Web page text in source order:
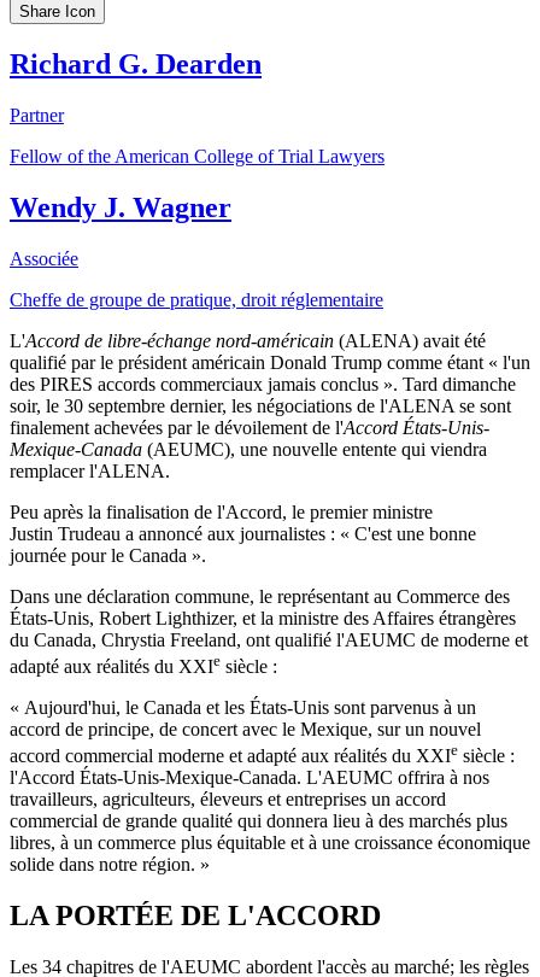
Share Icon
Richard G. Dearden
Partner
Fellow of the American College of Trial Lawyers
Wendy J. Wagner
Associée
Cheffe de groupe de pratique, droit réglementaire
L'Accord de libre-échange nord-américain (ALENA) avait été
qualifié par le président américain Donald Trump comme étant « l'un
des PIRES accords commerciaux jamais conclus ». Tard dimanche
soir, le 30 septembre dernier, les négociations de l'ALENA se sont
finalement achevées par le dévoilement de l'Accord États-Unis-
Mexique-Canada (AEUMC), une nouvelle entente qui viendra
remplacer l'ALENA.
Peu après la finalisation de l'Accord, le premier ministre
Justin Trudeau a annoncé aux journalistes : « C'est une bonne
journée pour le Canada ».
Dans une déclaration commune, le représentant au Commerce des
États-Unis, Robert Lighthizer, et la ministre des Affaires étrangères
du Canada, Chrystia Freeland, ont qualifié l'AEUMC de moderne et
adapté aux réalités du XXIe siècle :
« Aujourd'hui, le Canada et les États-Unis sont parvenus à un
accord de principe, de concert avec le Mexique, sur un nouvel
accord commercial moderne et adapté aux réalités du XXIe siècle :
l'Accord États-Unis-Mexique-Canada. L'AEUMC offrira à nos
travailleurs, agriculteurs, éleveurs et entreprises un accord
commercial de grande qualité qui donnera lieu à des marchés plus
libres, à un commerce plus équitable et à une croissance économique
solide dans notre région. »
LA PORTÉE DE L'ACCORD
Les 34 chapitres de l'AEUMC abordent l'accès au marché; les règles